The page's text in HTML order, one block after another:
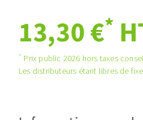
Eponges abrasive
Meules d'ébarbage
TRAITEMENT
13,30 €*
* Prix public 2026 hors taxes
Les distributeurs étant libres de